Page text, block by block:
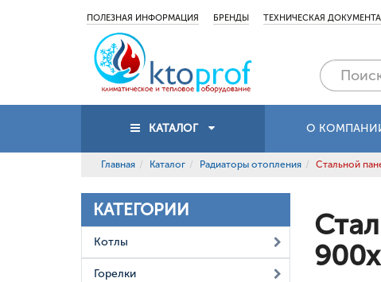
ПОЛЕЗНАЯ ИНФОРМАЦИЯ БРЕНДЫ ТЕХНИЧЕСКАЯ
КАТАЛОГ О
Главная Каталог Радиаторы отопления Стальной
КАТЕГОРИИ
Котлы
Горелки